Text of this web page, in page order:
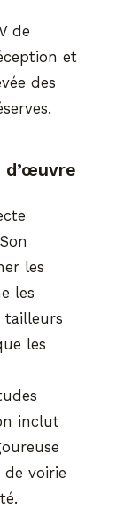
de
et
des
les
les
tailleurs
les
inclut
voirie